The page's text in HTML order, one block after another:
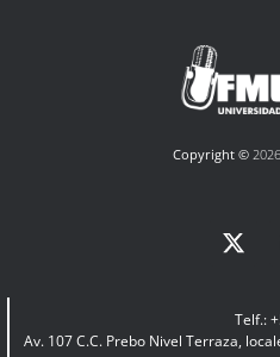
Copyright ©
Telf.:
Av. 107 C.C. Prebo Nivel Terraza,